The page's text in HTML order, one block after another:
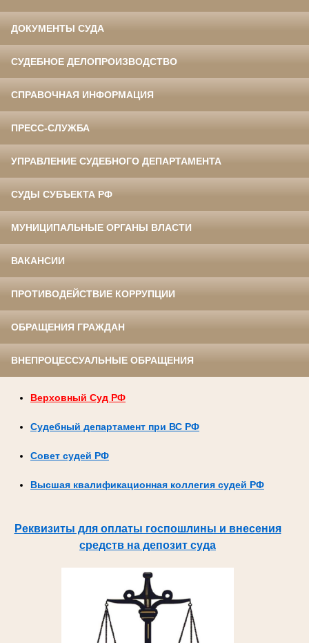
ДОКУМЕНТЫ СУДА
СУДЕБНОЕ ДЕЛОПРОИЗВОДСТВО
СПРАВОЧНАЯ ИНФОРМАЦИЯ
ПРЕСС-СЛУЖБА
УПРАВЛЕНИЕ СУДЕБНОГО ДЕПАРТАМЕНТА
СУДЫ СУБЪЕКТА РФ
МУНИЦИПАЛЬНЫЕ ОРГАНЫ ВЛАСТИ
ВАКАНСИИ
ПРОТИВОДЕЙСТВИЕ КОРРУПЦИИ
ОБРАЩЕНИЯ ГРАЖДАН
ВНЕПРОЦЕССУАЛЬНЫЕ ОБРАЩЕНИЯ
Верховный Суд РФ
Судебный департамент при ВС РФ
Совет судей РФ
Высшая квалификационная коллегия судей РФ
Реквизиты для оплаты госпошлины и внесения
средств на депозит суда